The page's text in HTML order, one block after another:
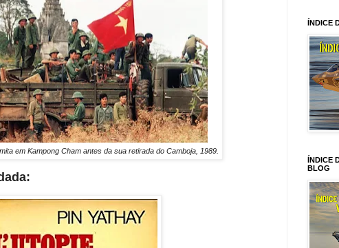
em Kampong Cham antes da sua retirada do Camboja, 1989.
ÍNDICE
ÍNDICE
BLOG